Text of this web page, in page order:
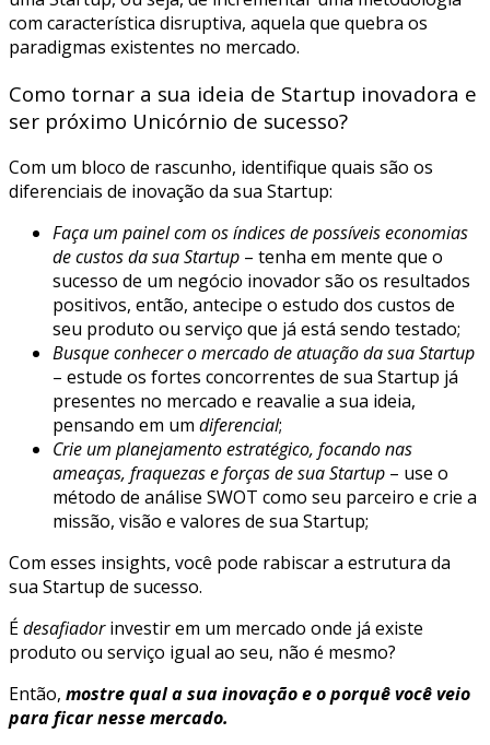
com característica disruptiva, aquela que quebra os
paradigmas existentes no mercado.
Como tornar a sua ideia de Startup inovadora e
ser próximo Unicórnio de sucesso?
Com um bloco de rascunho, identifique quais são os
diferenciais de inovação da sua Startup:
Faça um painel com os índices de possíveis economias
de custos da sua Startup – tenha em mente que o
sucesso de um negócio inovador são os resultados
positivos, então, antecipe o estudo dos custos de
seu produto ou serviço que já está sendo testado;
Busque conhecer o mercado de atuação da sua Startup
– estude os fortes concorrentes de sua Startup já
presentes no mercado e reavalie a sua ideia,
pensando em um diferencial;
Crie um planejamento estratégico, focando nas
ameaças, fraquezas e forças de sua Startup – use o
método de análise SWOT como seu parceiro e crie a
missão, visão e valores de sua Startup;
Com esses insights, você pode rabiscar a estrutura da
sua Startup de sucesso.
Édesafiadorinvestir em um mercado onde já existe
produto ou serviço igual ao seu, não é mesmo?
Então, mostre qual a sua inovação e o porquê você veio
para ficar nesse mercado.